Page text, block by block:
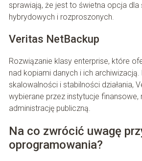
sprawiają, że jest to świetna opcja
hybrydowych i rozproszonych.
Veritas NetBackup
Rozwiązanie klasy enterprise, które
nad kopiami danych i ich archiwizacją.
skalowalności i stabilności działania,
wybierane przez instytucje finansowe,
administrację publiczną.
Na co zwrócić uwagę
oprogramowania?